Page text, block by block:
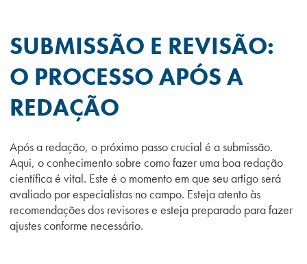
SUBMISSÃO E REVISÃO:
O PROCESSO APÓS A
REDAÇÃO
Após a redação, o próximo passo crucial é a submissão.
Aqui, o conhecimento sobre como fazer uma boa redação
científica é vital. Este é o momento em que seu artigo será
avaliado por especialistas no campo. Esteja atento às
recomendações dos revisores e esteja preparado para fazer
ajustes conforme necessário.